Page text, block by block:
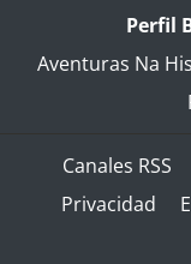
Perfil
Aventuras Na
Canales RSS
Privacidad